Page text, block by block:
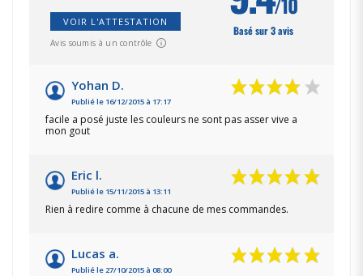
VOIR L'ATTESTATION
Avis soumis à un contrôle
Basé sur 3 avis
Yohan D.
Publié le 16/12/2015 à 17:17
facile a posé juste les couleurs ne sont pas asser vive a
mon gout
Eric l.
Publié le 15/11/2015 à 13:11
Rien à redire comme à chacune de mes commandes.
Lucas a.
Publié le 27/10/2015 à 08:00